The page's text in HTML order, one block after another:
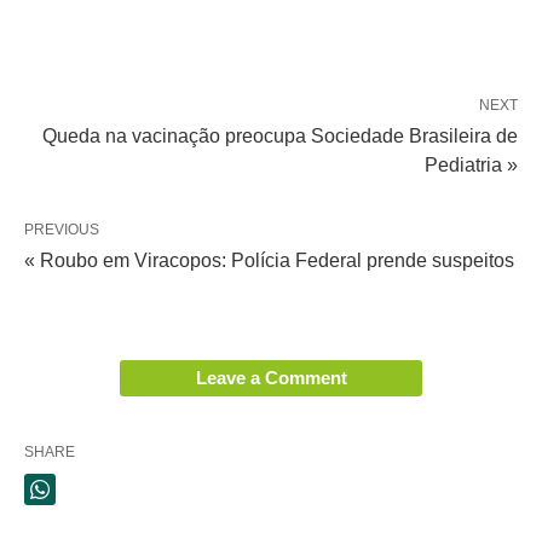
NEXT
Queda na vacinação preocupa Sociedade Brasileira de
Pediatria »
PREVIOUS
« Roubo em Viracopos: Polícia Federal prende suspeitos
Leave a Comment
SHARE